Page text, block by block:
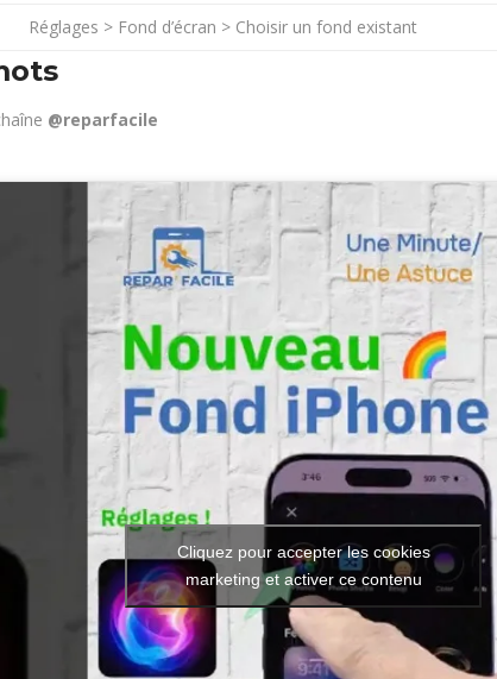
Réglages > Fond d’écran > Choisir un fond existant
@reparfacile
Cliquez pour accepter les cookies
marketing et activer ce contenu